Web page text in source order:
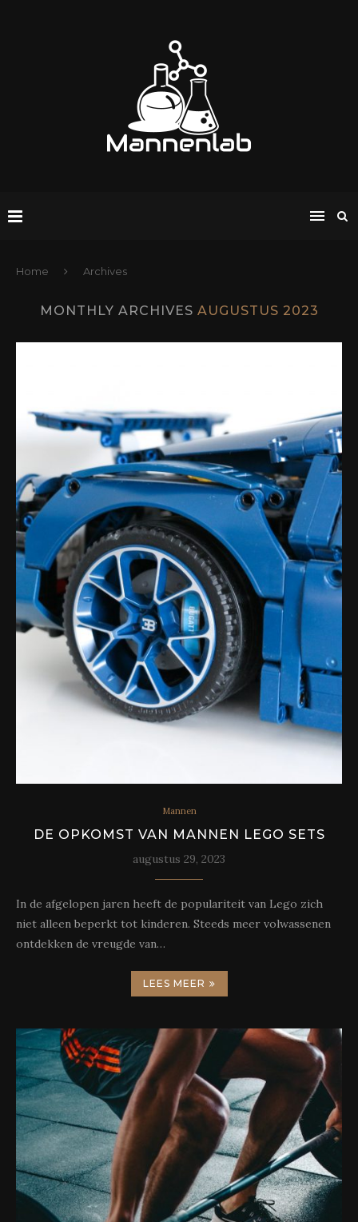
Home Archives
MONTHLY ARCHIVES AUGUSTUS 2023
Mannen
DE OPKOMST VAN MANNEN LEGO SETS
augustus 29, 2023
In de afgelopen jaren heeft de populariteit van Lego zich
niet alleen beperkt tot kinderen. Steeds meer volwassenen
ontdekken de vreugde van…
LEES MEER